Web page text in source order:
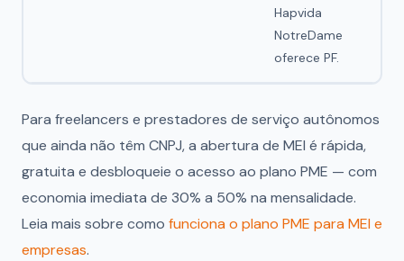
Hapvida
NotreDame
oferece PF.
Para freelancers e prestadores de serviço autônomos
que ainda não têm CNPJ, a abertura de MEI é rápida,
gratuita e desbloqueie o acesso ao plano PME — com
economia imediata de 30% a 50% na mensalidade.
Leia mais sobre como funciona o plano PME para MEI e
empresas.